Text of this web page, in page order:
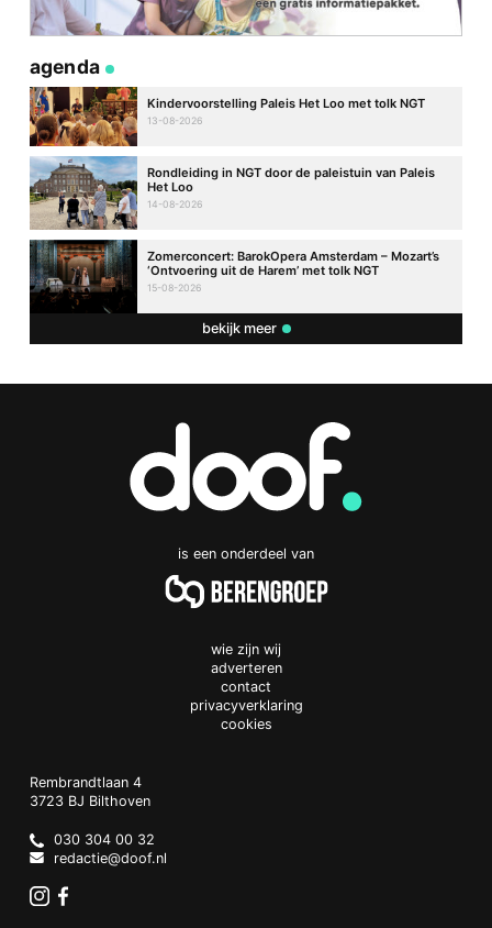
agenda
Kindervoorstelling Paleis Het Loo met tolk NGT
13-08-2026
Rondleiding in NGT door de paleistuin van Paleis
Het Loo
14-08-2026
Zomerconcert: BarokOpera Amsterdam – Mozart’s
‘Ontvoering uit de Harem’ met tolk NGT
15-08-2026
bekijk meer
is een onderdeel van
wie zijn wij
adverteren
contact
privacyverklaring
cookies
Doof.nl
work
Rembrandtlaan 4
3723 BJ Bilthoven
Netherlands
030 304 00 32
redactie@doof.nl